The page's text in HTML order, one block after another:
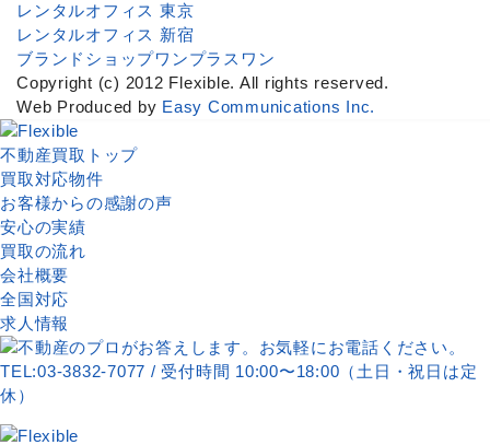
レンタルオフィス 東京
レンタルオフィス 新宿
ブランドショップワンプラスワン
Copyright (c) 2012 Flexible. All rights reserved.
Web Produced by Easy Communications Inc.
不動産買取トップ
買取対応物件
お客様からの感謝の声
安心の実績
買取の流れ
会社概要
全国対応
求人情報